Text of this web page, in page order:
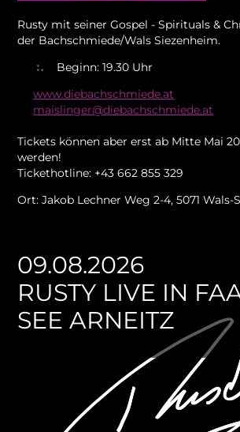
09.08.2026
RUSTY LIVE IN
SEE ARNEITZ
Rusty mit seiner Gospel - Spirituals &
der Bachschmiede/Wals Siezenheim.
Beginn: 19.30 Uhr
www.diebachschmiede.at
maislinger@diebachschmiede.at
Tickets können aber erst ab Mitte Mai
werden!
Tickethotline: +43 662 855 329
Ort: Jakob Lechner Weg 2-4, 5071 Wals-